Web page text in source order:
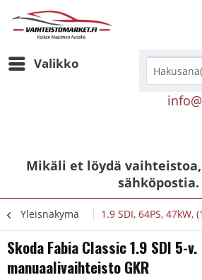
Valikko
Mikäli et löydä
sähköpostia.
Yleisnäkymä 1.9 SDI, 64PS, 47kW,
Skoda Fabia Classic 1.9 SDI 5-v.
manuaalivaihteisto GKR